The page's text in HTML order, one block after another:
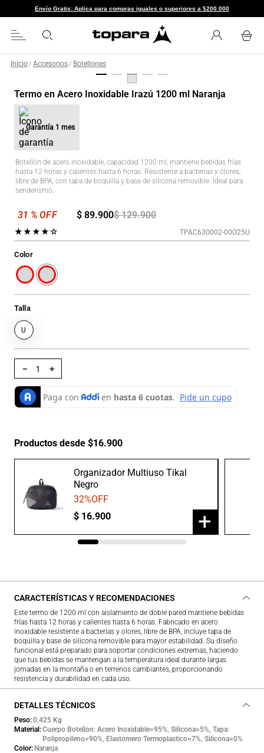
Envío Gratis: Aplica para compras iguales o superiores a $200.000
Inicio / Accesorios / Botellones
Termo en Acero Inoxidable Irazú 1200 ml Naranja
Garantía 1 mes
Botellón de acero inoxidable, capacidad 1200 ml, mantiene bebidas frías
hasta 12 horas y calientes hasta 6 horas. Resistente a bacterias y olores,
libre de BPA, con tapa de boquilla y base de silicona removible. Ideal para
senderismo.
$ 129.900
$ 89.900
★★★★☆ TPAC630002-00O25U
Talla
U
Color
＋
－
Productos desde $16.900
Organizador Multiuso Tikal
Negro
32%OFF
$ 16.900 +
CARACTERÍSTICAS Y RECOMENDACIONES
Este termo de 1200 ml con aislamiento de doble pared mantiene bebidas
frías hasta 12 horas y calientes hasta 6 horas. Fabricado en acero
inoxidable resistente a bacterias y olores, libre de BPA, incluye tapa de
boquilla y base de silicona removible para mayor estabilidad. Su diseño
funcional está preparado para soportar condiciones extremas, haciendo
que tus bebidas se mantengan a la temperatura ideal durante largas
jornadas en la montaña o en terrenos cambiantes, proporcionando
resistencia y durabilidad en cada uso.
DETALLES TÉCNICOS
Peso 0,425 Kg
Material Cuerpo Botellon: Acero Inoxidable=95%, Silicona=5%, Tapa:
Polipropileno=90%, Elastomero Termoplastico=7%, Silicona=0%
Color Naranja